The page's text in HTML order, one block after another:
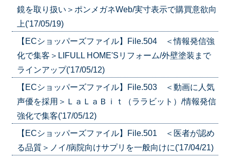
鏡を取り扱い＞ポンメガネWeb/実寸表示で購買意欲向
上('17/05/19)
【ECショッパーズファイル】File.504 ＜情報発信強
化で集客＞LIFULL HOME'Sリフォーム/外壁塗装まで
ラインアップ('17/05/12)
【ECショッパーズファイル】File.503 ＜動画に人気
声優を採用＞ＬａＬａＢｉｔ（ララビット）/情報発信
強化で集客('17/05/12)
【ECショッパーズファイル】File.501 ＜医者が認め
る品質＞ノイ/病院向けサプリを一般向けに('17/04/21)